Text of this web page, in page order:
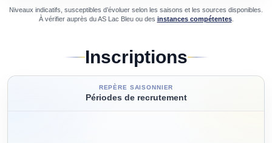
Niveaux indicatifs, susceptibles d’évoluer selon les saisons et les sources disponibles.
À vérifier auprès duAS Lac Bleuou des instances compétentes.
Inscriptions
REPÈRE SAISONNIER
Périodes de recrutement